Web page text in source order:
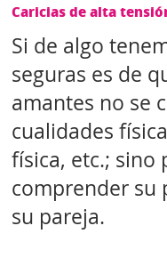
Caricias de alta
Si de algo
seguras es de
amantes no se
cualidades
física, etc.; sino
comprender su
su pareja.